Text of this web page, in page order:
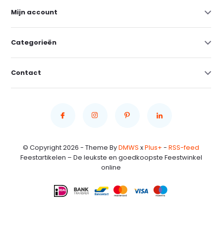
Mijn account
Categorieën
Contact
© Copyright 2026 - Theme ByDMWS xPlus+ - RSS-feed
Feestartikelen – De leukste en goedkoopste Feestwinkel
online